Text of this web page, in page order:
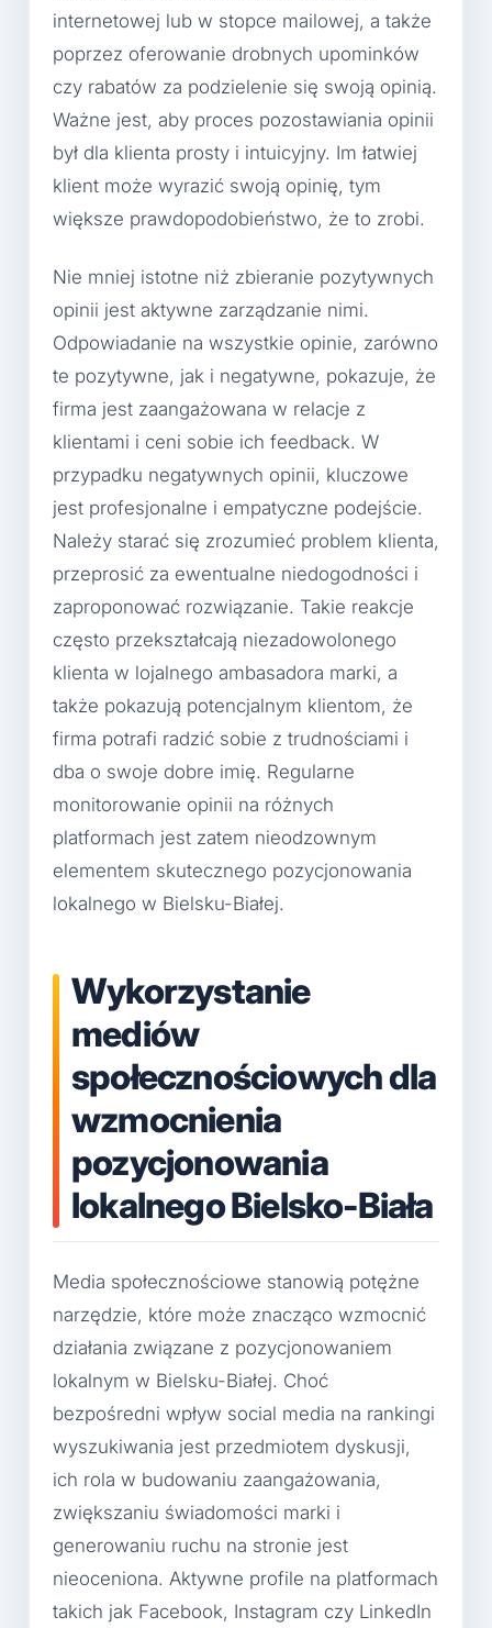
internetowej lub w stopce mailowej, a także
poprzez oferowanie drobnych upominków
czy rabatów za podzielenie się swoją opinią.
Ważne jest, aby proces pozostawiania opinii
był dla klienta prosty i intuicyjny. Im łatwiej
klient może wyrazić swoją opinię, tym
większe prawdopodobieństwo, że to zrobi.
Nie mniej istotne niż zbieranie pozytywnych
opinii jest aktywne zarządzanie nimi.
Odpowiadanie na wszystkie opinie, zarówno
te pozytywne, jak i negatywne, pokazuje, że
firma jest zaangażowana w relacje z
klientami i ceni sobie ich feedback. W
przypadku negatywnych opinii, kluczowe
jest profesjonalne i empatyczne podejście.
Należy starać się zrozumieć problem klienta,
przeprosić za ewentualne niedogodności i
zaproponować rozwiązanie. Takie reakcje
często przekształcają niezadowolonego
klienta w lojalnego ambasadora marki, a
także pokazują potencjalnym klientom, że
firma potrafi radzić sobie z trudnościami i
dba o swoje dobre imię. Regularne
monitorowanie opinii na różnych
platformach jest zatem nieodzownym
elementem skutecznego pozycjonowania
lokalnego w Bielsku-Białej.
Wykorzystanie
mediów
społecznościowych dla
wzmocnienia
pozycjonowania
lokalnego Bielsko-Biała
Media społecznościowe stanowią potężne
narzędzie, które może znacząco wzmocnić
działania związane z pozycjonowaniem
lokalnym w Bielsku-Białej. Choć
bezpośredni wpływ social media na rankingi
wyszukiwania jest przedmiotem dyskusji,
ich rola w budowaniu zaangażowania,
zwiększaniu świadomości marki i
generowaniu ruchu na stronie jest
nieoceniona. Aktywne profile na platformach
takich jak Facebook, Instagram czy LinkedIn